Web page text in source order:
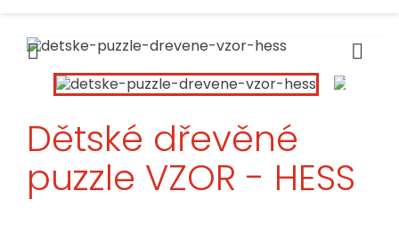
 
Dětské dřevěné
puzzle VZOR - HESS